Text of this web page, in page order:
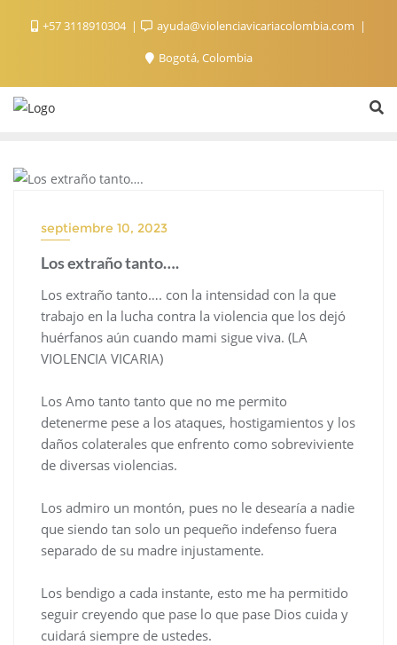
+57 3118910304
ayuda@violenciavicariacolombia.com
Bogotá, Colombia
septiembre 10, 2023
Los extraño tanto….
Los extraño tanto…. con la intensidad con la que
trabajo en la lucha contra la violencia que los dejó
huérfanos aún cuando mami sigue viva. (LA
VIOLENCIA VICARIA)
Los Amo tanto tanto que no me permito
detenerme pese a los ataques, hostigamientos y los
daños colaterales que enfrento como sobreviviente
de diversas violencias.
Los admiro un montón, pues no le desearía a nadie
que siendo tan solo un pequeño indefenso fuera
separado de su madre injustamente.
Los bendigo a cada instante, esto me ha permitido
seguir creyendo que pase lo que pase Dios cuida y
cuidará siempre de ustedes.